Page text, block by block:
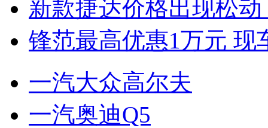
新款捷达价格出现松
锋范最高优惠1万元 现
一汽大众高尔夫
一汽奥迪Q5